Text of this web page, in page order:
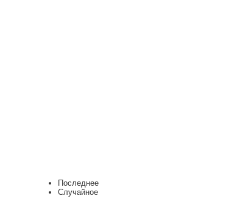
Последнее
Случайное